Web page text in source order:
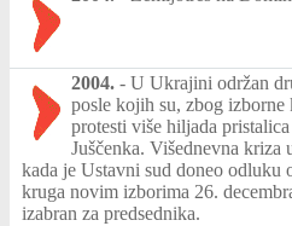
2004. - U Ukrajini održan
posle kojih su, zbog
protesti više hiljada
Juščenka. Višednevna kriza
kada je Ustavni sud doneo odluku
kruga novim izborima 26.
izabran za predsednika.